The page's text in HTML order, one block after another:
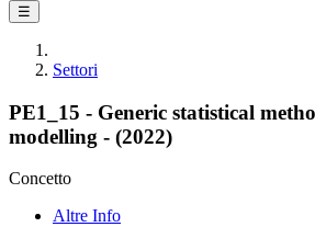
☰
Settori
PE1_15 - Generic statistical
modelling - (2022)
Concetto
Altre Info